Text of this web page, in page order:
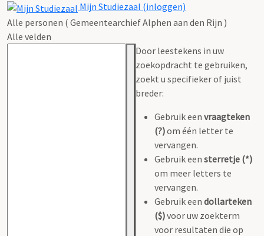
Mijn Studiezaal (inloggen)
Alle personen ( Gemeentearchief Alphen aan den Rijn )
Alle velden
Door leestekens in uw
zoekopdracht te gebruiken,
zoekt u specifieker of juist
breder:
Gebruik een vraagteken
(?)om één letter te
vervangen.
Gebruik een sterretje (*)
om meer letters te
vervangen.
Gebruik een dollarteken
($)voor uw zoekterm
voor resultaten die op